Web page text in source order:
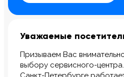
Уважаемые
Призываем Вас
выбору сервисного-